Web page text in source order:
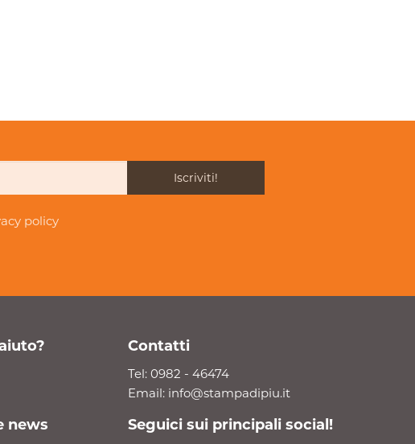
Iscriviti!
policy
news
Contatti
Tel: 0982 - 46474
Email: info@stampadipiu.it
Seguici sui principali social!